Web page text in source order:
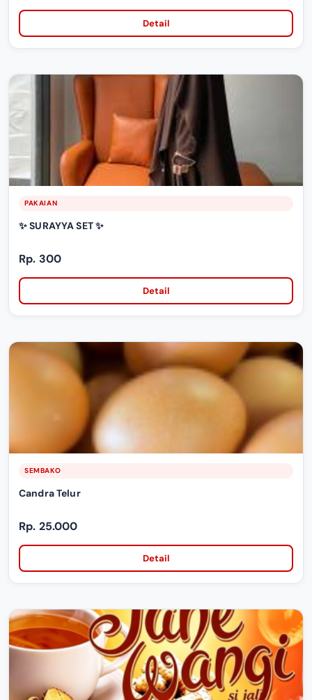
Detail
PAKAIAN
✨ SURAYYA SET ✨
Rp. 300
Detail
SEMBAKO
Candra Telur
Rp. 25.000
Detail